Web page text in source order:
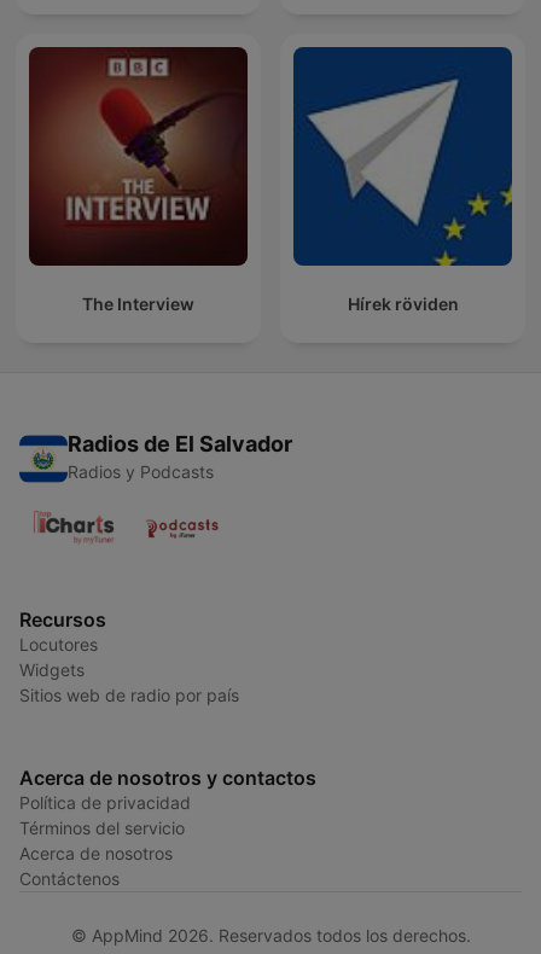
The Interview Hírek röviden
Radios de El Salvador
Radios y Podcasts
Recursos
Locutores
Widgets
Sitios web de radio por país
Acerca de nosotros y contactos
Política de privacidad
Términos del servicio
Acerca de nosotros
Contáctenos
© AppMind 2026. Reservados todos los derechos.